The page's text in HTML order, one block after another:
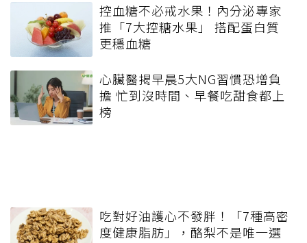
控血糖不必戒水果！內分泌專家
推「7大控糖水果」 搭配蛋白質
更穩血糖
心臟醫揭早晨5大NG習慣恐增負
擔 忙到沒時間、早餐吃甜食都上
榜
吃對好油護心不發胖！「7種高密
度健康脂肪」，酪梨不是唯一選